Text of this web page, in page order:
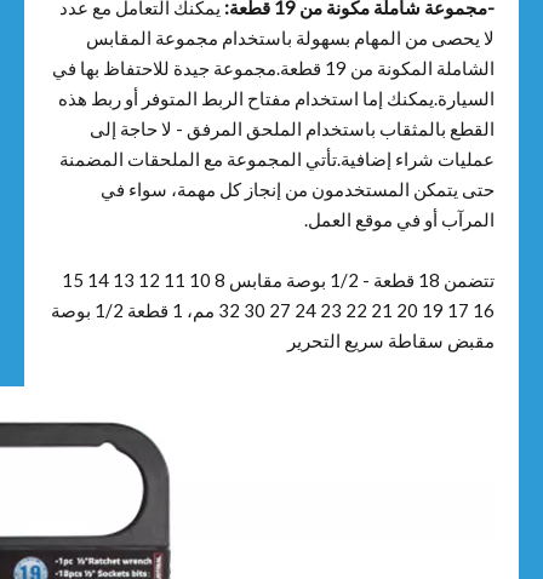
-مجموعة شاملة مكونة من 19 قطعة:
يمكنك التعامل مع عدد
لا يحصى من المهام بسهولة باستخدام مجموعة المقابس
الشاملة المكونة من 19 قطعة.مجموعة جيدة للاحتفاظ بها في
السيارة.يمكنك إما استخدام مفتاح الربط المتوفر أو ربط هذه
القطع بالمثقاب باستخدام الملحق المرفق - لا حاجة إلى
عمليات شراء إضافية.تأتي المجموعة مع الملحقات المضمنة
حتى يتمكن المستخدمون من إنجاز كل مهمة، سواء في
المرآب أو في موقع العمل.
تتضمن 18 قطعة - 1/2 بوصة مقابس 8 10 11 12 13 14 15
16 17 19 20 21 22 23 24 27 30 32 مم، 1 قطعة 1/2 بوصة
مقبض سقاطة سريع التحرير